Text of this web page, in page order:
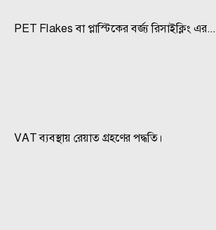
PET Flakes বা প্লাস্টিকের বর্জ্য রিসাইক্লিং এর...
VAT ব্যবস্থায় রেয়াত গ্রহণের পদ্ধতি।